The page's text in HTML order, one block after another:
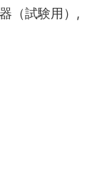
（試験用）,